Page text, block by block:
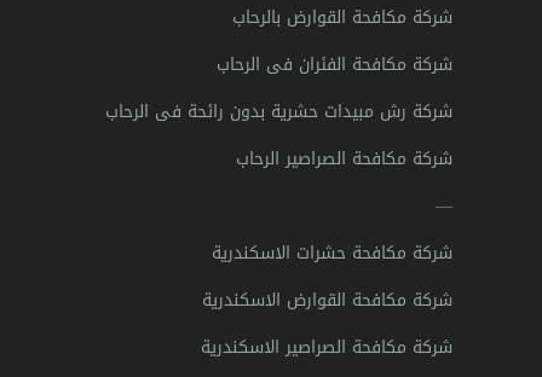
شركة مكافحة القوارض بالرحاب
شركة مكافحة الفئران فى الرحاب
شركة رش مبيدات حشرية بدون رائحة فى الرحاب
شركة مكافحة الصراصير الرحاب
—
شركة مكافحة حشرات الاسكندرية
شركة مكافحة القوارض الاسكندرية
شركة مكافحة الصراصير الاسكندرية